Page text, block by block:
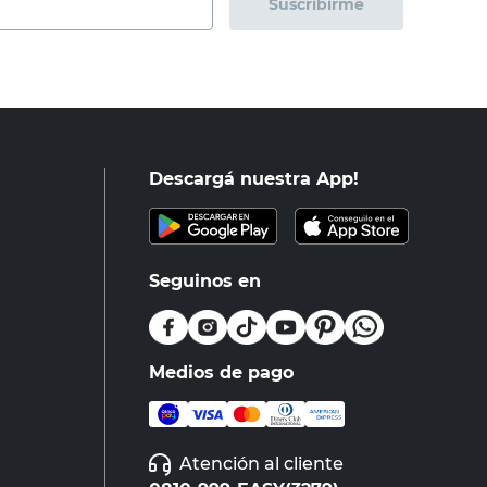
Suscribirme
Descargá nuestra App!
Seguinos en
Medios de pago
Atención al cliente